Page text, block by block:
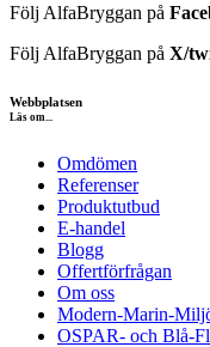
Följ AlfaBryggan på
Följ AlfaBryggan på X/
Webbplatsen
Läs om...
Omdömen
Referenser
Produktutbud
E-handel
Blogg
Offertförfrågan
Om oss
Modern-Marin-
OSPAR- och Blå-